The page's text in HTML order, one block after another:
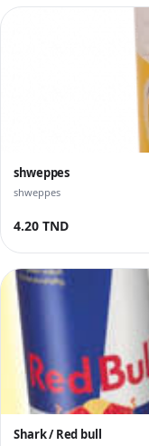
shweppes
shweppes
4.20 TND
Shark / Red bull